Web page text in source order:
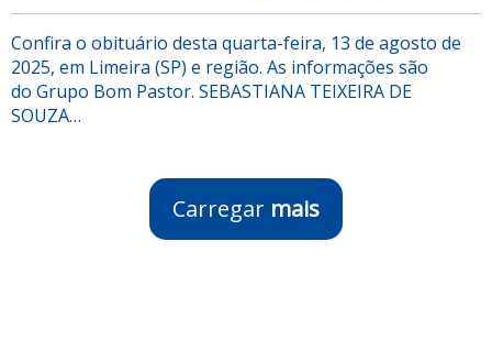
Confira o obituário desta quarta-feira, 13 de agosto de
2025, em Limeira (SP) e região. As informações são
do Grupo Bom Pastor. SEBASTIANA TEIXEIRA DE
SOUZA…
Carregar mais